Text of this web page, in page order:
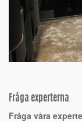
Fråga experterna
Fråga våra